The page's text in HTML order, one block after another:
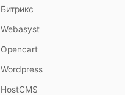
Битрикс
Webasyst
Opencart
Wordpress
HostCMS